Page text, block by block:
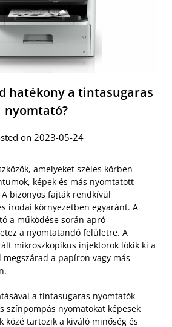
hatékony a tintasugaras
nyomtató?
on 2023-05-24
amelyeket széles körben
képek és más nyomtatott
bizonyos fajták rendkívül
irodai környezetben egyaránt. A
a működése során apró
a nyomtatandó felületre. A
mikroszkopikus injektorok lökik ki a
a papíron vagy más
a tintasugaras nyomtatók
színpompás nyomatokat képesek
közé tartozik a kiváló minőség és